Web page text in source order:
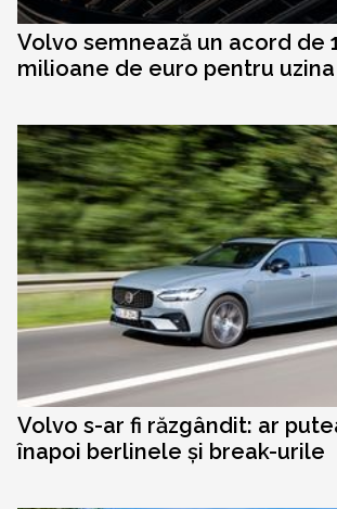
Volvo semnează un acord de
milioane de euro pentru
Volvo s-ar fi răzgândit: ar
înapoi berlinele și break-urile